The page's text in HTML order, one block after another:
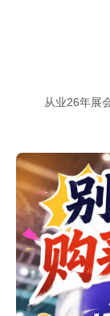
从业26年展